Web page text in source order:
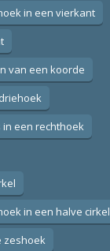
in een vierkant
van een koorde
in een rechthoek
in een halve cirkel
zeshoek